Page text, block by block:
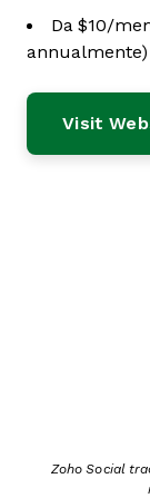
Da $10/
annualmente)
Visit
Zoho Social